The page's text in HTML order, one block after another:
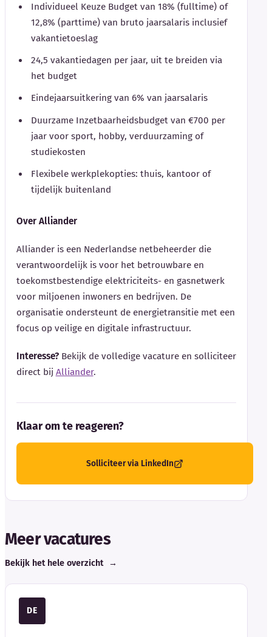
Individueel Keuze Budget van 18% (fulltime) of
12,8% (parttime) van bruto jaarsalaris inclusief
vakantietoeslag
24,5 vakantiedagen per jaar, uit te breiden via
het budget
Eindejaarsuitkering van 6% van jaarsalaris
Duurzame Inzetbaarheidsbudget van €700 per
jaar voor sport, hobby, verduurzaming of
studiekosten
Flexibele werkplekopties: thuis, kantoor of
tijdelijk buitenland
Over Alliander
Alliander is een Nederlandse netbeheerder die
verantwoordelijk is voor het betrouwbare en
toekomstbestendige elektriciteits- en gasnetwerk
voor miljoenen inwoners en bedrijven. De
organisatie ondersteunt de energietransitie met een
focus op veilige en digitale infrastructuur.
Interesse?Bekijk de volledige vacature en solliciteer
direct bij Alliander.
Klaar om te reageren?
Solliciteer via LinkedIn
Meer vacatures
Bekijk het hele overzicht →
DE